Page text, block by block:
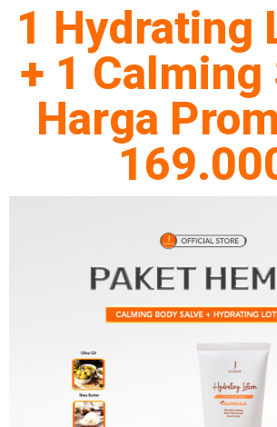
1 Hydrating
+ 1 Calming
Harga